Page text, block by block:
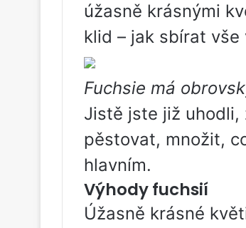
úžasně krásnými
klid – jak sbírat vše
Fuchsie má
Jistě jste již uhodli,
pěstovat, množit,
hlavním.
Výhody fuchsií
Úžasně krásné